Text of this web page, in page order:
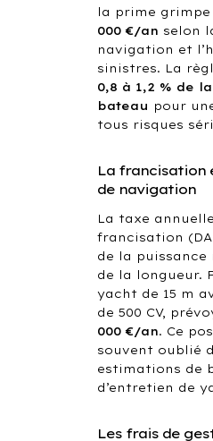
la prime grimpe
000 €/an selon
navigation et
sinistres. La
0,8 à 1,2 % de
bateau pour
tous risques
La francisation
de navigation
La taxe
francisation
de la
de la longueur.
yacht de 15 m
de 500 CV,
000 €/an. Ce
souvent oublié
estimations de
d’entretien de
Les frais de